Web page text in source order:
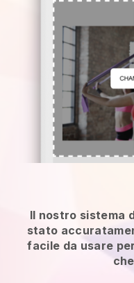
Il nostro sistema
stato
facile da usare